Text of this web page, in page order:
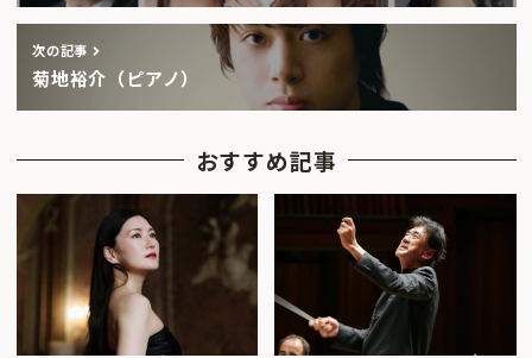
次の記事
菊地裕介（ピアノ）
おすすめ記事